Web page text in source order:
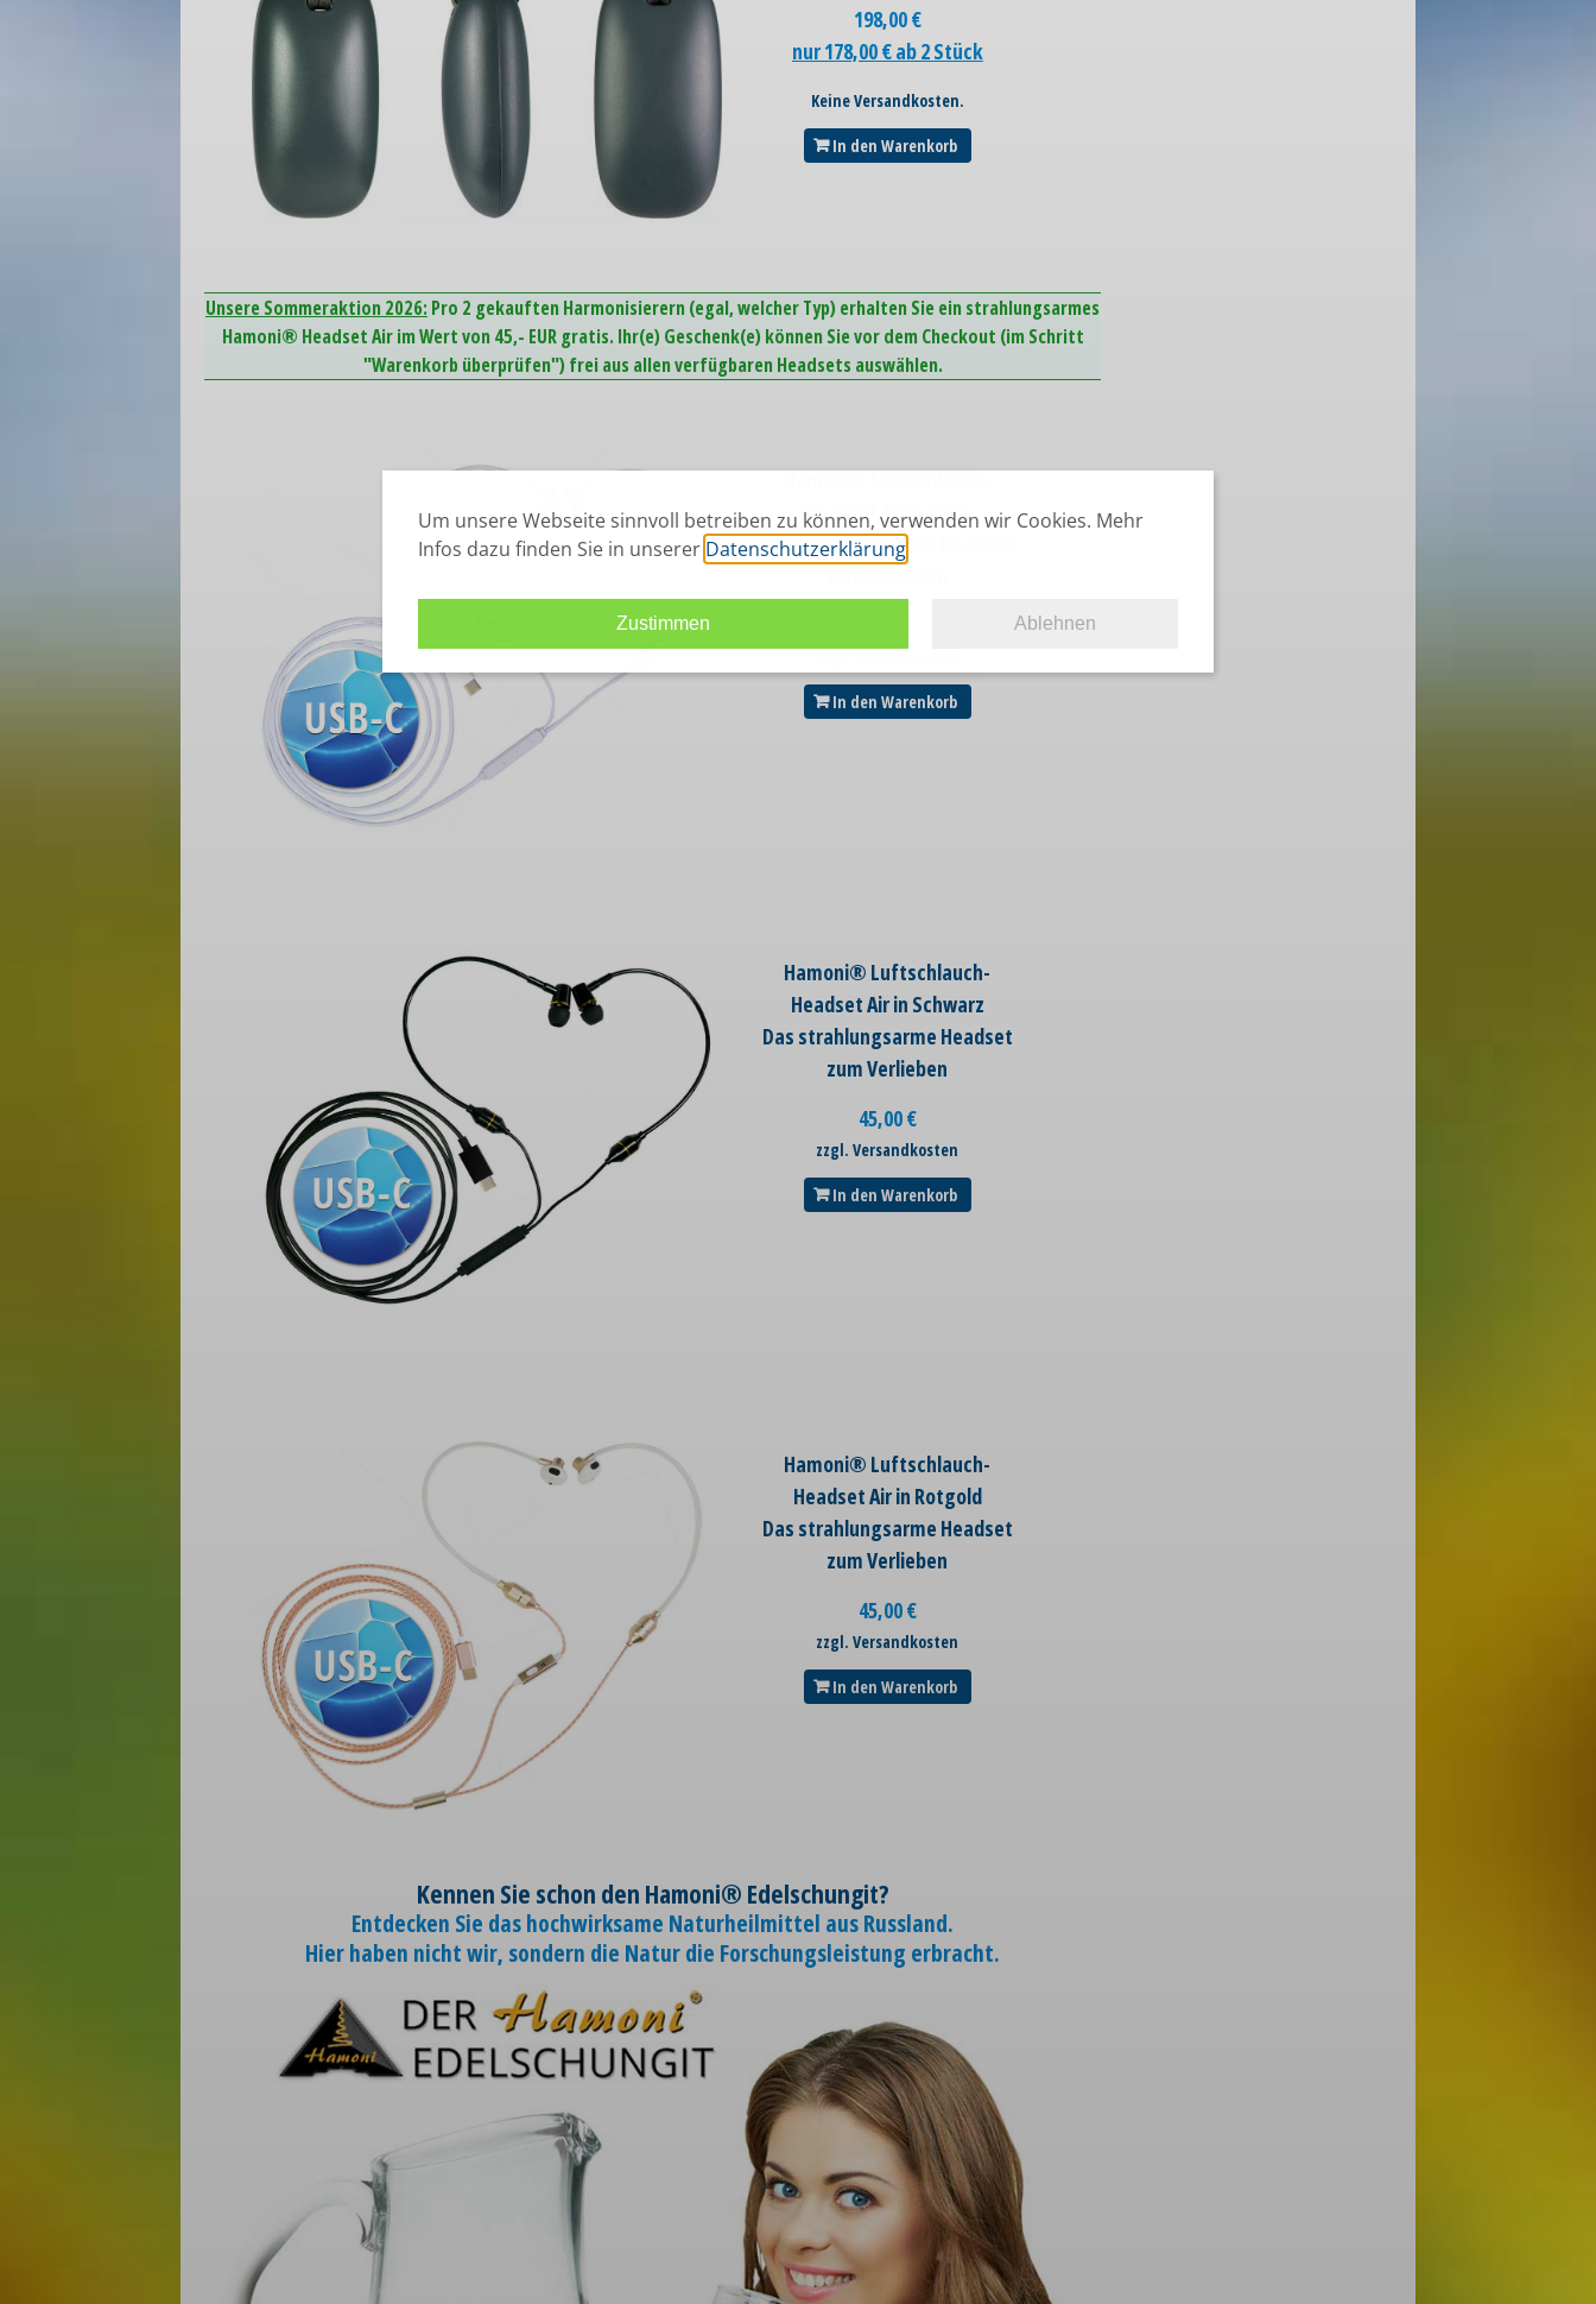
198,00€
nur 178,00 € ab 2 Stück
Keine Versandkosten.
In den Warenkorb
Unsere Sommeraktion 2026: Pro 2 gekauften Harmonisierern (egal, welcher Typ) erhalten Sie ein strahlungsarmes
Hamoni® Headset Air im Wert von 45,- EUR gratis. Ihr(e) Geschenk(e) können Sie vor dem Checkout (im Schritt
"Warenkorb überprüfen") frei aus allen verfügbaren Headsets auswählen.
Hamoni® Luftschlauch-
Headset Air in Weiß
Das strahlungsarme Headset
In den Warenkorb
Hamoni® Luftschlauch-
Headset Air in Schwarz
Das strahlungsarme Headset
zum Verlieben
45,00€
zzgl. Versandkosten
In den Warenkorb
Hamoni® Luftschlauch-
Headset Air in Rotgold
Das strahlungsarme Headset
zum Verlieben
45,00€
zzgl. Versandkosten
In den Warenkorb
Kennen Sie schon den Hamoni® Edelschungit?
Entdecken Sie das hochwirksame Naturheilmittel aus Russland.
Hier haben nicht wir, sondern die Natur die Forschungsleistung erbracht.
Um unsere Webseite sinnvoll betreiben zu können, verwenden wir Cookies. Mehr
Infos dazu finden Sie in unserer Datenschutzerklärung
Zustimmen Ablehnen